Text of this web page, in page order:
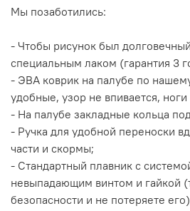
Мы позаботились:
- Чтобы рисунок был
специальным лаком (гарантия 3
- ЭВА коврик на палубе по
удобные, узор не впивается, ноги
- На палубе закладные кольца
- Ручка для удобной переноски
части и скормы;
- Стандартный плавник с
невыпадающим винтом и гайкой
безопасности и не потеряете